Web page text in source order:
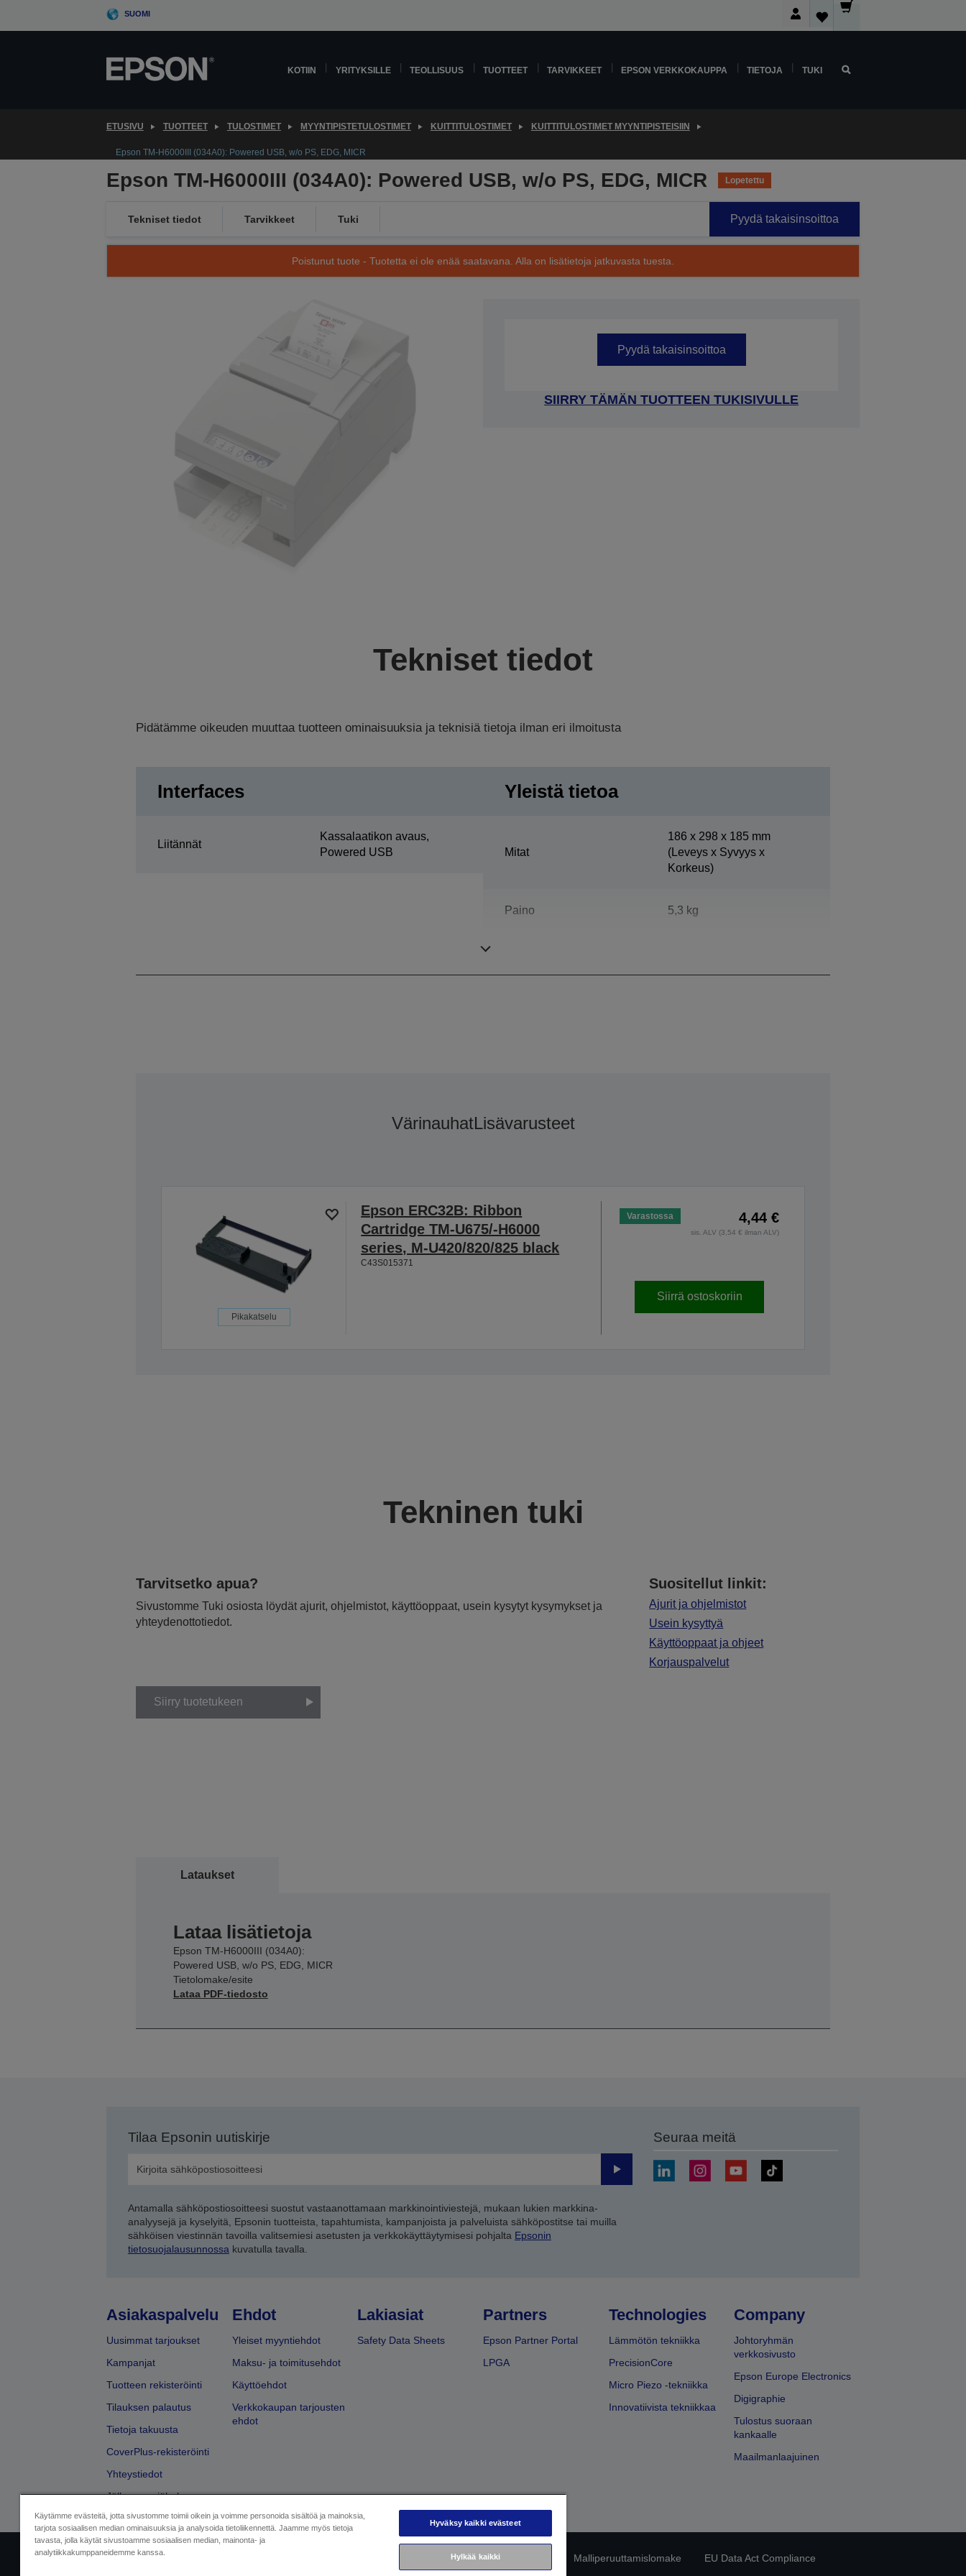
SUOMI
KOTIIN YRITYKSILLE TEOLLISUUS TUOTTEET TARVIKKEET EPSON VERKKOKAUPPA TIETOJA TUKI
ETUSIVU TUOTTEET TULOSTIMET MYYNTIPISTETULOSTIMET KUITTITULOSTIMET KUITTITULOSTIMET MYYNTIPISTEISIIN
Epson TM-H6000III (034A0): Powered USB, w/o PS, EDG, MICR
Epson TM-H6000III (034A0): Powered USB, w/o PS, EDG, MICR Lopetettu
Tekniset tiedot Tarvikkeet Tuki Pyydä takaisinsoittoa
Poistunut tuote - Tuotetta ei ole enää saatavana. Alla on lisätietoja jatkuvasta tuesta.
Pyydä takaisinsoittoa
SIIRRY TÄMÄN TUOTTEEN TUKISIVULLE
Tekniset tiedot
Pidätämme oikeuden muuttaa tuotteen ominaisuuksia ja teknisiä tietoja ilman eri ilmoitusta
Interfaces
Liitännät
Kassalaatikon avaus,
Powered USB
Yleistä tietoa
Mitat
186‎ x 298 x 185 mm
(Leveys x Syvyys x
Korkeus)
Paino 5,3 kg
VärinauhatLisävarusteet
Pikakatselu
Epson ERC32B: Ribbon
Cartridge TM-U675/-H6000
series, M-U420/820/825 black
C43S015371
Varastossa 4,44 €
sis. ALV (3,54 € ilman ALV)
Siirrä ostoskoriin
Tekninen tuki
Tarvitsetko apua?
Sivustomme Tuki osiosta löydät ajurit, ohjelmistot, käyttöoppaat, usein kysytyt kysymykset ja
yhteydenottotiedot.
Suositellut linkit:
Ajurit ja ohjelmistot
Usein kysyttyä
Käyttöoppaat ja ohjeet
Korjauspalvelut
Siirry tuotetukeen
Lataukset
Lataa lisätietoja
Epson TM-H6000III (034A0):
Powered USB, w/o PS, EDG, MICR
Tietolomake/esite
Lataa PDF-tiedosto
Tilaa Epsonin uutiskirje
Lähetä
Antamalla sähköpostiosoitteesi suostut vastaanottamaan markkinointiviestejä, mukaan lukien markkina-
analyysejä ja kyselyitä, Epsonin tuotteista, tapahtumista, kampanjoista ja palveluista sähköpostitse tai muilla
sähköisen viestinnän tavoilla valitsemiesi asetusten ja verkkokäyttäytymisesi pohjalta Epsonin
tietosuojalausunnossakuvatulla tavalla.
Seuraa meitä
Asiakaspalvelu
Uusimmat tarjoukset
Kampanjat
Tuotteen rekisteröinti
Tilauksen palautus
Tietoja takuusta
CoverPlus-rekisteröinti
Yhteystiedot
Jälleenmyyjähaku
Ehdot
Yleiset myyntiehdot
Maksu- ja toimitusehdot
Käyttöehdot
Verkkokaupan tarjousten
ehdot
Lakiasiat
Safety Data Sheets
Partners
Epson Partner Portal
LPGA
Technologies
Lämmötön tekniikka
PrecisionCore
Micro Piezo -tekniikka
Innovatiivista tekniikkaa
Company
Johtoryhmän
verkkosivusto
Epson Europe Electronics
Digigraphie
Tulostus suoraan
kankaalle
Maailmanlaajuinen
Yritystiedot Tietosuojailmoitus Malliperuuttamislomake
EU Data Act Compliance
Käytämme evästeitä, jotta sivustomme toimii oikein ja voimme personoida sisältöä ja mainoksia,
tarjota sosiaalisen median ominaisuuksia ja analysoida tietoliikennettä. Jaamme myös tietoja
tavasta, jolla käytät sivustoamme sosiaalisen median, mainonta- ja
analytiikkakumppaneidemme kanssa.
Hyväksy kaikki evästeet
Hylkää kaikki